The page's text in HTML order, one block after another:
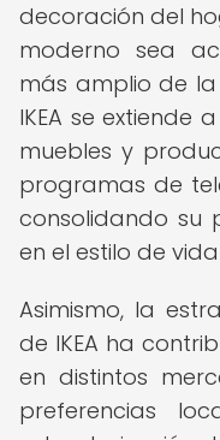
decoración del
moderno sea
más amplio de
IKEA se extiende
muebles y
programas de
consolidando su
en el estilo de
Asimismo, la
de IKEA ha
en distintos
preferencias